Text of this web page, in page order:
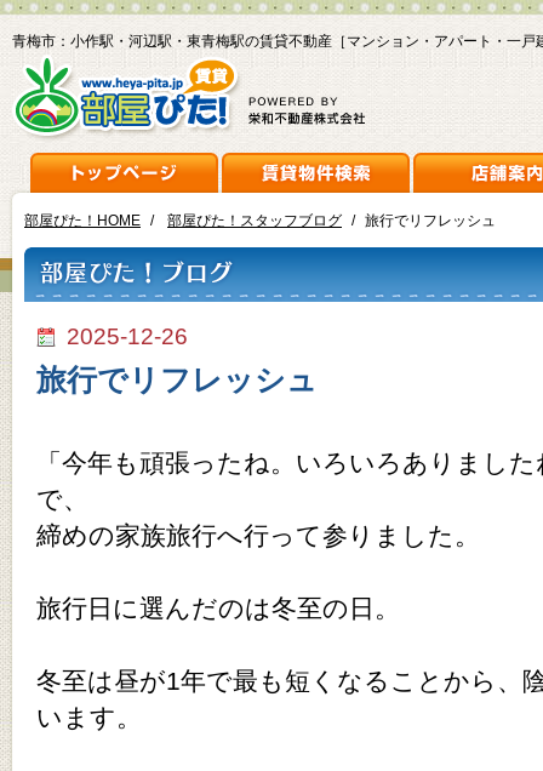
青梅市：小作駅・河辺駅・東青梅駅の賃貸不動産［マンション・アパート・一戸
部屋ぴた！HOME / 部屋ぴた！スタッフブログ / 旅行でリフレッシュ
2025-12-26
旅行でリフレッシュ
「今年も頑張ったね。いろいろありまし
で、
締めの家族旅行へ行って参りました。
旅行日に選んだのは冬至の日。
冬至は昼が1年で最も短くなることから、
います。